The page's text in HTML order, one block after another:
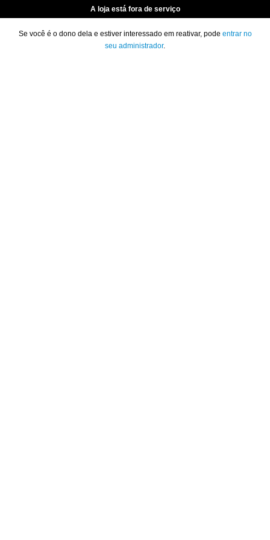
A loja está fora de serviço
Se você é o dono dela e estiver interessado em reativar, pode entrar no
seu administrador.